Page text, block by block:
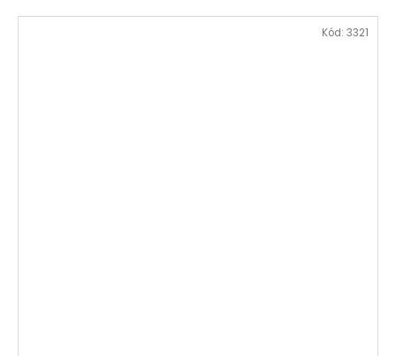
Kód: 3321